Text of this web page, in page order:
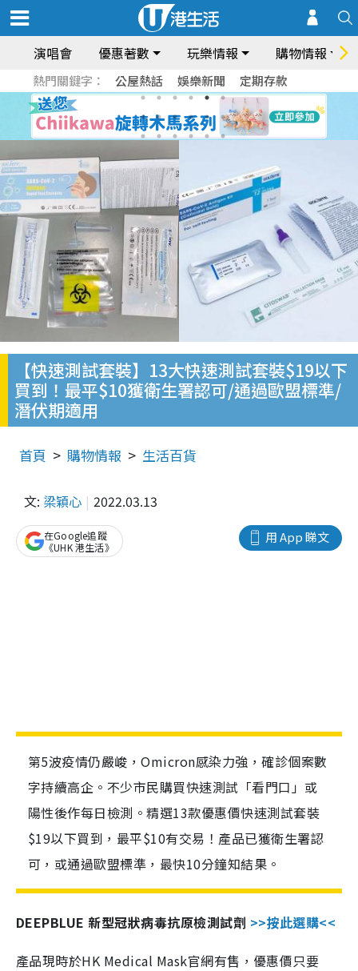
演唱會 優惠著數 玩樂情報 購物情報
熱門關鍵字： 公屋熱話 娛樂新聞 定期存款
【快速測試套裝】13大快速測試套裝$19以下
買到！最平$10獲衛生署認可/通過歐盟標準/
潛伏期適用
首頁 購物情報 生活百貨
文: 梁穎心 2022.03.13
用 App 睇文
在Google追蹤
《UHK 港生活》
第5波疫情仍嚴峻，Omicron感染力強，確診個案數
字持續高企。不少市民購買快速測試「看門口」或
陽性後作每日檢測。精選13款優惠價快速測試套裝
$19以下買到，最平$10有交易！產品已獲衛生署認
可，或通過歐盟標準，最快10分鐘知結果。
DEEPBLUE 新型冠狀病毒抗原檢測試劑 >>按此選購<<
產品現時於HK Medical Mask官網有售，優惠價只要